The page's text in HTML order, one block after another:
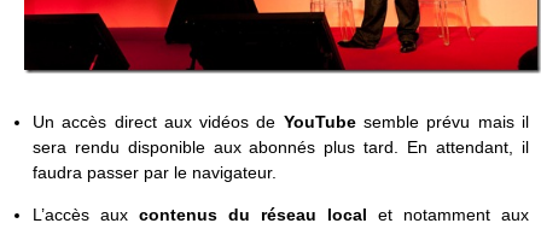
Un accès direct aux vidéos de YouTubesemble prévu mais il
sera rendu disponible aux abonnés plus tard. En attendant, il
faudra passer par le navigateur.
L’accès aux contenus du réseau local et notamment aux